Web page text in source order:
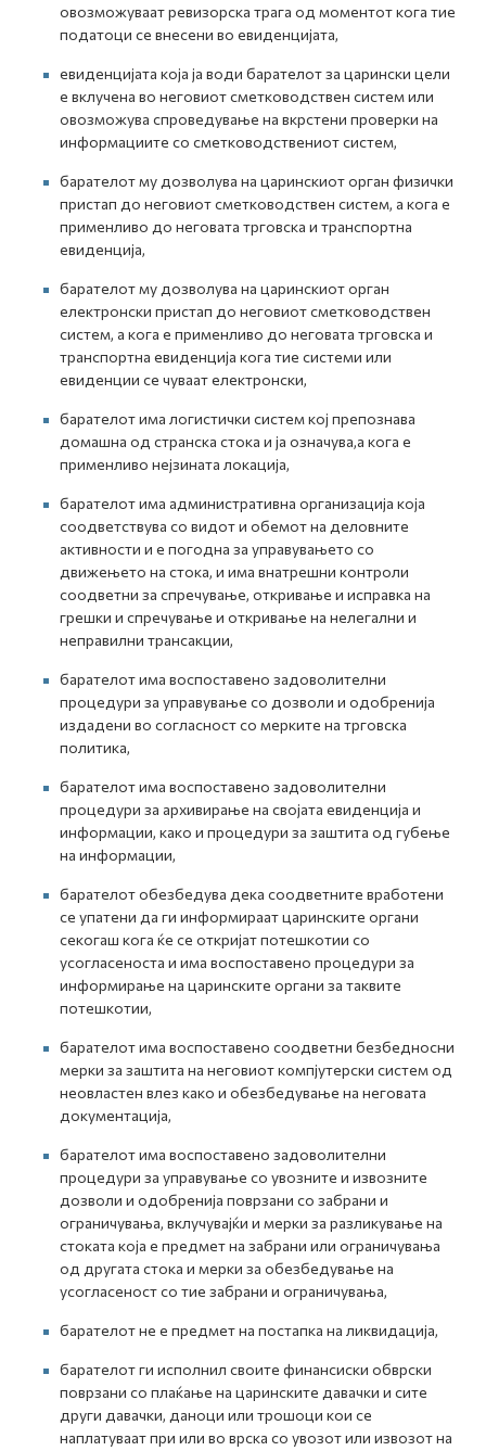
овозможуваат ревизорска трага од моментот кога тие
податоци се внесени во евиденцијата,
евиденцијата која ја води барателот за царински цели
е вклучена во неговиот сметководствен систем или
овозможува спроведување на вкрстени проверки на
информациите со сметководствениот систем,
барателот му дозволува на царинскиот орган физички
пристап до неговиот сметководствен систем, а кога е
применливо до неговата трговска и транспортна
евиденција,
барателот му дозволува на царинскиот орган
електронски пристап до неговиот сметководствен
систем, а кога е применливо до неговата трговска и
транспортна евиденција кога тие системи или
евиденции се чуваат електронски,
барателот има логистички систем кој препознава
домашна од странска стока и ја означува,а кога е
применливо нејзината локација,
барателот има административна организација која
соодветствува со видот и обемот на деловните
активности и е погодна за управувањето со
движењето на стока, и има внатрешни контроли
соодветни за спречување, откривање и исправка на
грешки и спречување и откривање на нелегални и
неправилни трансакции,
барателот има воспоставено задоволителни
процедури за управување со дозволи и одобренија
издадени во согласност со мерките на трговска
политика,
барателот има воспоставено задоволителни
процедури за архивирање на својата евиденција и
информации, како и процедури за заштита од губење
на информации,
барателот обезбедува дека соодветните вработени
се упатени да ги информираат царинските органи
секогаш кога ќе се откријат потешкотии со
усогласеноста и има воспоставено процедури за
информирање на царинските органи за таквите
потешкотии,
барателот има воспоставено соодветни безбедносни
мерки за заштита на неговиот компјутерски систем од
неовластен влез како и обезбедување на неговата
документација,
барателот има воспоставено задоволителни
процедури за управување со увозните и извозните
дозволи и одобренија поврзани со забрани и
ограничувања, вклучувајќи и мерки за разликување на
стоката која е предмет на забрани или ограничувања
од другата стока и мерки за обезбедување на
усогласеност со тие забрани и ограничувања,
барателот не е предмет на постапка на ликвидација,
барателот ги исполнил своите финансиски обврски
поврзани со плаќање на царинските давачки и сите
други давачки, даноци или трошоци кои се
наплатуваат при или во врска со увозот или извозот на